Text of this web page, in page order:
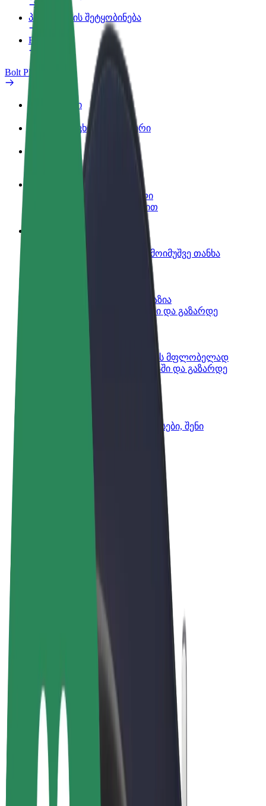
პრობლემის შეტყობინება
FAQ
Bolt Plus
შეღავათები
როგორ გავხდე გამომწერი
გახდი პარტნიორი მძღოლი
იმუშავე საკუთარი გრაფიკით
შეასრულე შეკვეთები და გამოიმუშვე თანხა
დაამატე რესტორანი ან მაღაზია
მოიზიდე მეტი მომხმარებელი და გაზარდე
დარეგისტრირდი ავტოპარკის მფლობელად
დაამატე შენი ავტოპარკი Bolt-ში და გაზარდე
Bolt ბიზნესისთვის
Bolt-ის პროდუქტები და სერვისები, შენი
Bolt Food
Bolt Drive
Bolt ბიზნესისთვის
ელ. ბაიკი
Bolt Plus
გამოიმუშავე Bolt-თან ერთად